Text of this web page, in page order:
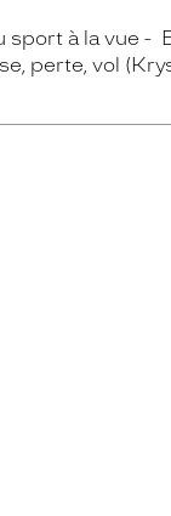
sport à la vue
perte, vol